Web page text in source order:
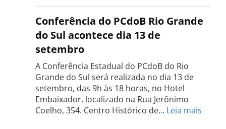
Estadual
do
PCdoB
Tocantins
será
realizada
dia
18
de
setembro
Conferência do PCdoB Rio Grande
do Sul acontece dia 13 de
setembro
A Conferência Estadual do PCdoB do Rio
Grande do Sul será realizada no dia 13 de
setembro, das 9h às 18 horas, no Hotel
Embaixador, localizado na Rua Jerônimo
Coelho, 354. Centro Histórico de… Leia mais